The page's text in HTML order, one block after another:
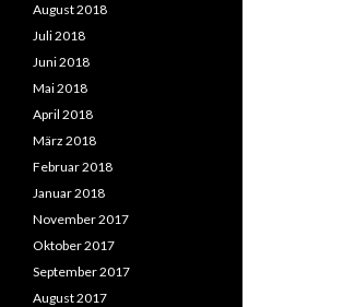
August 2018
Juli 2018
Juni 2018
Mai 2018
April 2018
März 2018
Februar 2018
Januar 2018
November 2017
Oktober 2017
September 2017
August 2017